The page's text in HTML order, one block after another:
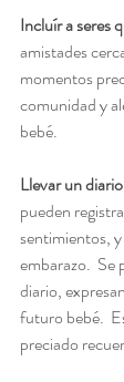
Incluír a seres
amistades
momentos
comunidad y
bebé.
Llevar un
pueden
sentimientos,
embarazo.  Se
diario,
futuro bebé.
preciado